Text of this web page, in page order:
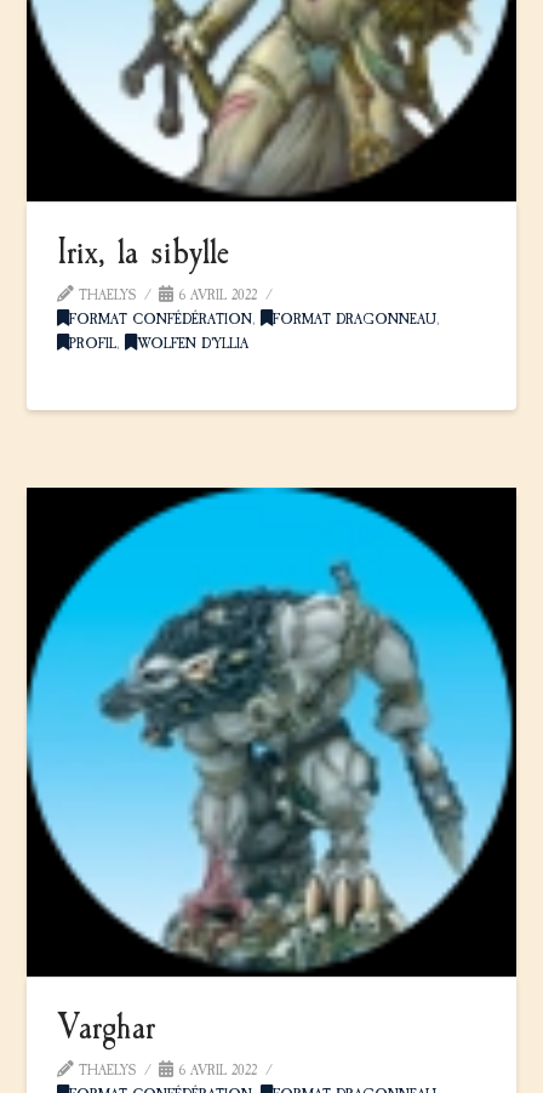
Irix, la sibylle
THAELYS
6 AVRIL 2022
FORMAT CONFÉDÉRATION, FORMAT DRAGONNEAU,
PROFIL, WOLFEN D'YLLIA
Varghar
THAELYS
6 AVRIL 2022